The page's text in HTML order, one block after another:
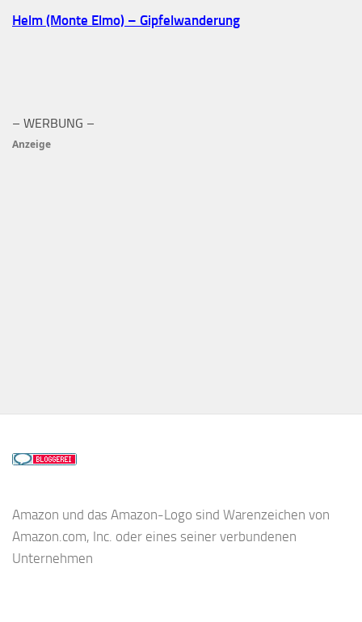
Helm (Monte Elmo) – Gipfelwanderung
– WERBUNG –
Anzeige
Amazon und das Amazon-Logo sind Warenzeichen von
Amazon.com, Inc. oder eines seiner verbundenen
Unternehmen